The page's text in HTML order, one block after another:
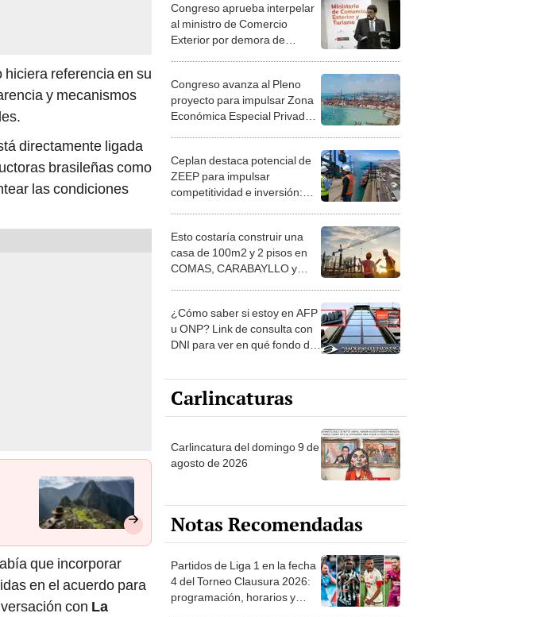
referencia en su
y mecanismos
directamente ligada
brasileñas como
las condiciones
que incorporar
en el acuerdo para
con La
Congreso aprueba interpelar
al ministro de Comercio
Exterior por demora de
Congreso avanza al Pleno
proyecto para impulsar Zona
Económica Especial Privada
Ceplan destaca potencial de
ZEEP para impulsar
competitividad e inversión:
Esto costaría construir una
casa de 100m2 y 2 pisos en
COMAS, CARABAYLLO y
¿Cómo saber si estoy en AFP
u ONP? Link de consulta con
DNI para ver en qué fondo de
Carlincaturas
Carlincatura del domingo 9 de
agosto de 2026
Notas Recomendadas
Partidos de Liga 1 en la fecha
4 del Torneo Clausura 2026:
programación, horarios y